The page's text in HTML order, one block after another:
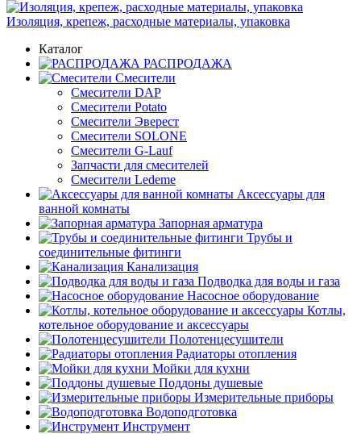
Изоляция, крепеж, расходные материалы, упаковка
Каталог
РАСПРОДАЖА
Смесители
Смесители DAP
Смесители Potato
Смесители Эверест
Смесители SOLONE
Смесители G-Lauf
Запчасти для смесителей
Смесители Ledeme
Аксессуары для
ванной комнаты
Запорная арматура
Трубы и
соединительные фитинги
Канализация
Подводка для воды и газа
Насосное оборудование
Котлы,
котельное оборудование и аксессуары
Полотенцесушители
Радиаторы отопления
Мойки для кухни
Поддоны душевые
Измерительные приборы
Водоподготовка
Инструмент